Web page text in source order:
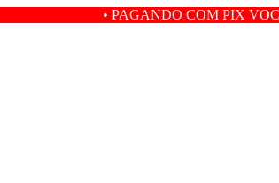
• PAGANDO COM PIX VOCÊ GANHA 5%